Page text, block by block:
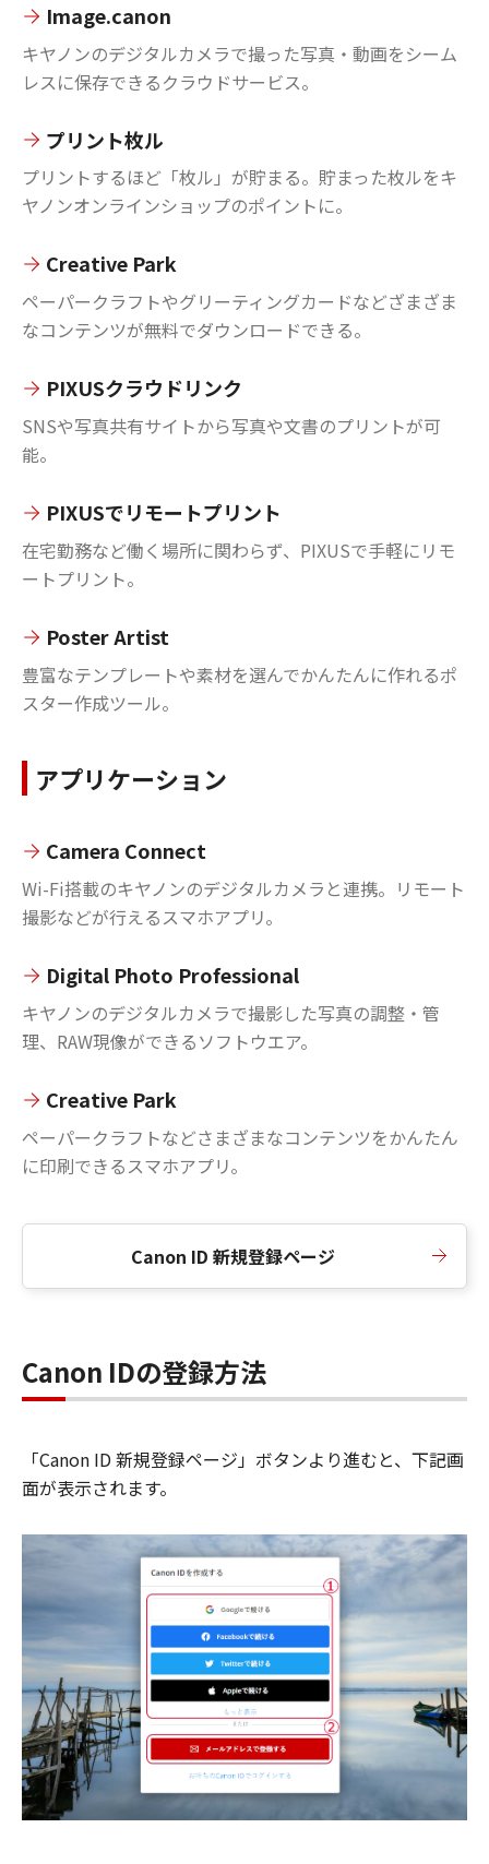
Image.canon
キヤノンのデジタルカメラで撮った写真・動画をシーム
レスに保存できるクラウドサービス。
プリント枚ル
プリントするほど「枚ル」が貯まる。貯まった枚ルをキ
ヤノンオンラインショップのポイントに。
Creative Park
ペーパークラフトやグリーティングカードなどざまざま
なコンテンツが無料でダウンロードできる。
PIXUSクラウドリンク
SNSや写真共有サイトから写真や文書のプリントが可
能。
PIXUSでリモートプリント
在宅勤務など働く場所に関わらず、PIXUSで手軽にリモ
ートプリント。
Poster Artist
豊富なテンプレートや素材を選んでかんたんに作れるポ
スター作成ツール。
アプリケーション
Camera Connect
Wi-Fi搭載のキヤノンのデジタルカメラと連携。リモート
撮影などが行えるスマホアプリ。
Digital Photo Professional
キヤノンのデジタルカメラで撮影した写真の調整・管
理、RAW現像ができるソフトウエア。
Creative Park
ペーパークラフトなどさまざまなコンテンツをかんたん
に印刷できるスマホアプリ。
Canon ID 新規登録ページ
Canon IDの登録方法
「Canon ID 新規登録ページ」ボタンより進むと、下記画
面が表示されます。